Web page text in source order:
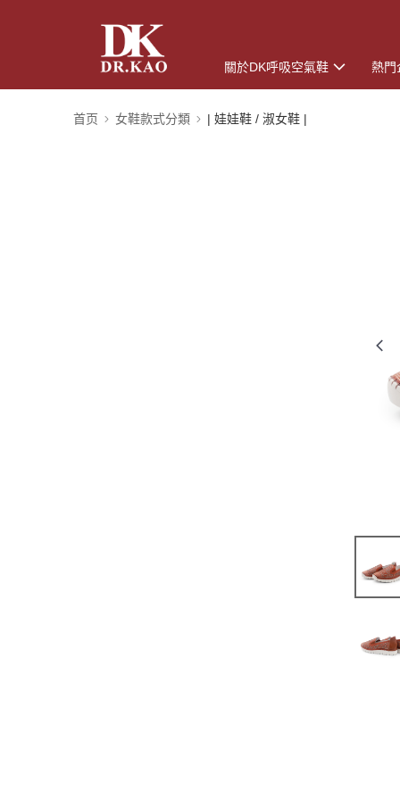
關於DK呼吸空氣鞋 熱門
首页 女鞋款式分類 | 娃娃鞋 / 淑女鞋 |